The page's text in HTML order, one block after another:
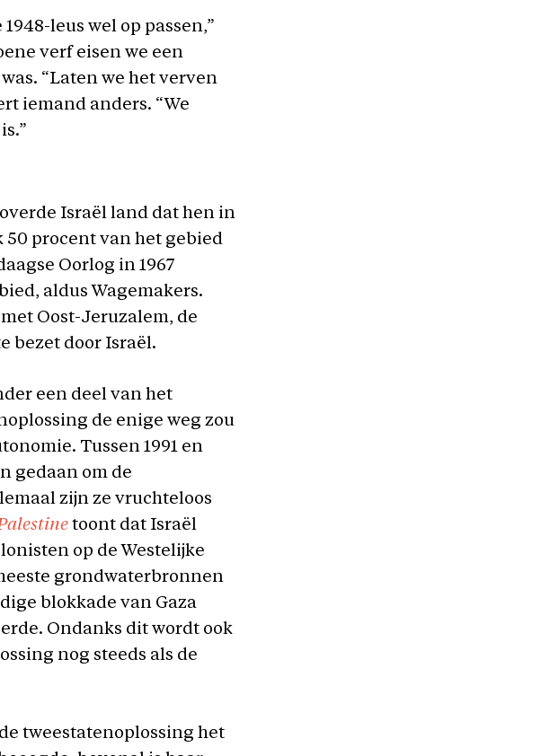
leus wel op passen,”
verf eisen we een
“Laten we het verven
iemand anders. “We
Israël land dat hen in
50 procent van het gebied
Oorlog in 1967
aldus Wagemakers.
Oost-Jeruzalem, de
bezet door Israël.
een deel van het
de enige weg zou
Tussen 1991 en
gedaan om de
zijn ze vruchteloos
toont dat Israël
op de Westelijke
grondwaterbronnen
blokkade van Gaza
Ondanks dit wordt ook
nog steeds als de
tweestatenoplossing het